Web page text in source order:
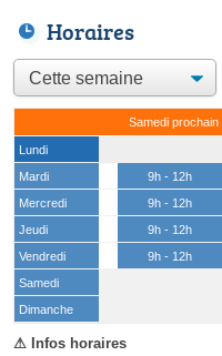
Horaires
Samedi prochain
Lundi
Mardi
9h - 12h
Mercredi
9h - 12h
Jeudi
9h - 12h
Vendredi
9h - 12h
Samedi
(15 août)
Dimanche